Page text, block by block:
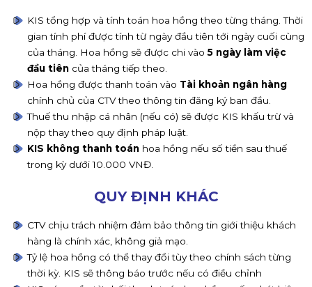
KIS tổng hợp và tính toán hoa hồng theo từng tháng. Thời
gian tính phí được tính từ ngày đầu tiên tới ngày cuối cùng
của tháng. Hoa hồng sẽ được chi vào5 ngày làm việc
đầu tiêncủa tháng tiếp theo.
Hoa hồng được thanh toán vào Tài khoản ngân hàng
chính chủ của CTV theo thông tin đăng ký ban đầu.
Thuế thu nhập cá nhân (nếu có) sẽ được KIS khấu trừ và
nộp thay theo quy định pháp luật.
KIS không thanh toánhoa hồng nếu số tiền sau thuế
trong kỳ dưới 10.000 VNĐ.
QUY ĐỊNH KHÁC
CTV chịu trách nhiệm đảm bảo thông tin giới thiệu khách
hàng là chính xác, không giả mạo.
Tỷ lệ hoa hồng có thể thay đổi tùy theo chính sách từng
thời kỳ. KIS sẽ thông báo trước nếu có điều chỉnh